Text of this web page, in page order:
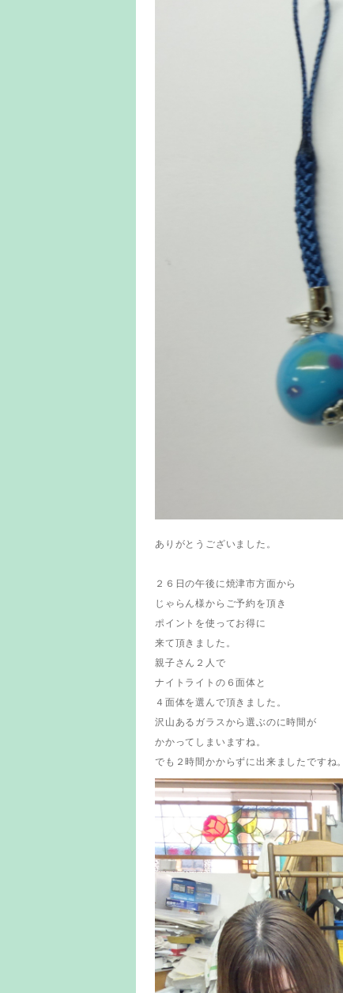
ありがとうございました。
２６日の午後に焼津市方面から
じゃらん様からご予約を頂き
ポイントを使ってお得に
来て頂きました。
親子さん２人で
ナイトライトの６面体と
４面体を選んで頂きました。
沢山あるガラスから選ぶのに時間が
かかってしまいますね。
でも２時間かからずに出来ましたですね。